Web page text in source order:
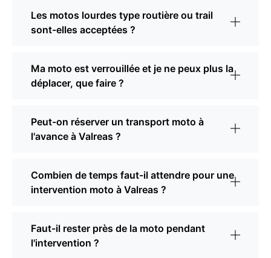
Les motos lourdes type routière ou trail
sont-elles acceptées ?
Ma moto est verrouillée et je ne peux plus la
déplacer, que faire ?
Peut-on réserver un transport moto à
l'avance à Valreas ?
Combien de temps faut-il attendre pour une
intervention moto à Valreas ?
Faut-il rester près de la moto pendant
l'intervention ?